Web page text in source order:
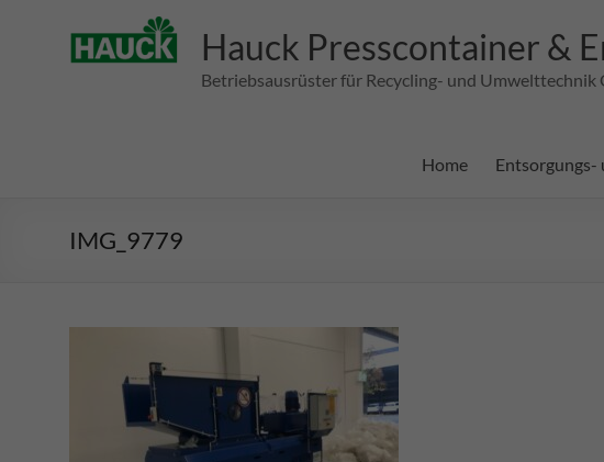
Hauck Presscontainer &
Betriebsausrüster für Recycling- und Umwelttechnik
Home Entsorgungs-
IMG_9779